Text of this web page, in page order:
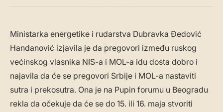
Ministarka energetike i rudarstva Dubravka Đedović
Handanović izjavila je da pregovori između ruskog
većinskog vlasnika NIS-a i MOL-a idu dosta dobro i
najavila da će se pregovori Srbije i MOL-a nastaviti
sutra i prekosutra. Ona je na Pupin forumu u Beogradu
rekla da očekuje da će se do 15. ili 16. maja stvoriti